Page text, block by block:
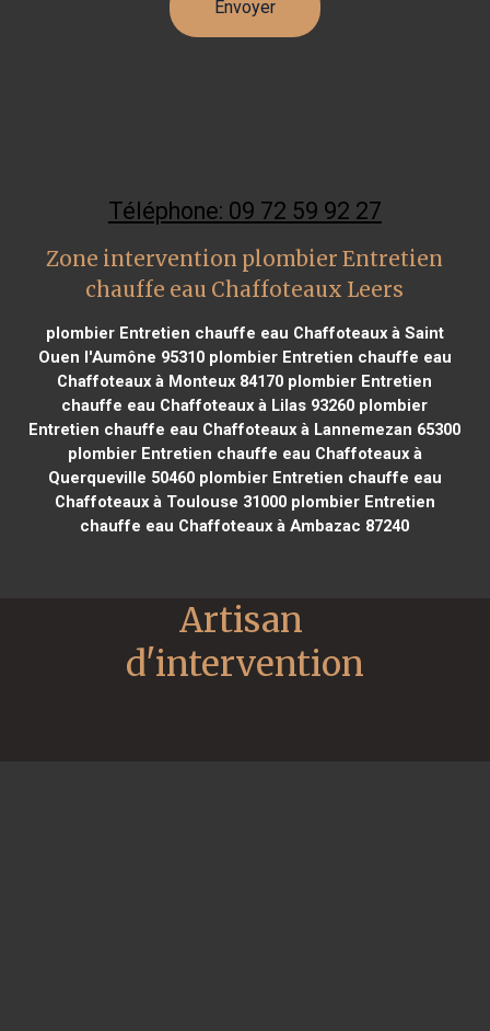
Téléphone: 09 72 59 92 27
Zone intervention plombier Entretien
chauffe eau Chaffoteaux Leers
plombier Entretien chauffe eau Chaffoteaux à Saint
Ouen l'Aumône 95310plombier Entretien chauffe eau
Chaffoteaux à Monteux 84170 plombier Entretien
chauffe eau Chaffoteaux à Lilas 93260 plombier
Entretien chauffe eau Chaffoteaux à Lannemezan 65300
plombier Entretien chauffe eau Chaffoteaux à
Querqueville 50460plombier Entretien chauffe eau
Chaffoteaux à Toulouse 31000plombier Entretien
chauffe eau Chaffoteaux à Ambazac 87240
Artisan
d'intervention